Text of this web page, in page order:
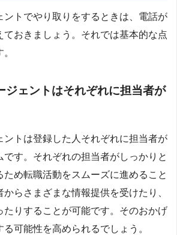
ントでやり取りをするときは、電話が
ておきましょう。それでは基本的な点
ジェントはそれぞれに担当者が
ントは登録した人それぞれに担当者が
す。それぞれの担当者がしっかりと
め転職活動をスムーズに進めること
らさまざまな情報提供を受けたり、
たりすることが可能です。そのおかげ
可能性を高められるでしょう。